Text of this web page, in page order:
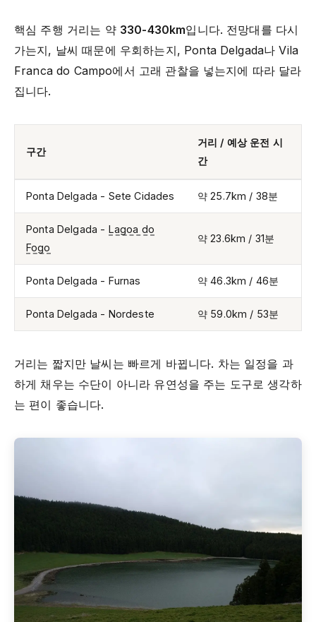
핵심 주행 거리는 약 330-430km입니다. 전망대를 다시
가는지, 날씨 때문에 우회하는지, Ponta Delgada나 Vila
Franca do Campo에서 고래 관찰을 넣는지에 따라 달라
집니다.
구간
거리 / 예상 운전 시
간
Ponta Delgada - Sete Cidades 약 25.7km / 38분
Ponta Delgada - Lagoa do
Fogo
약 23.6km / 31분
Ponta Delgada - Furnas 약 46.3km / 46분
Ponta Delgada - Nordeste 약 59.0km / 53분
거리는 짧지만 날씨는 빠르게 바뀝니다. 차는 일정을 과
하게 채우는 수단이 아니라 유연성을 주는 도구로 생각하
는 편이 좋습니다.